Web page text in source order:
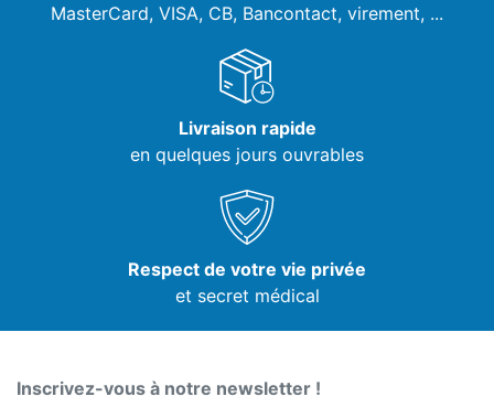
MasterCard, VISA, CB, Bancontact, virement, ...
Livraison rapide
en quelques jours ouvrables
Respect de votre vie privée
et secret médical
Inscrivez-vous à notre newsletter !